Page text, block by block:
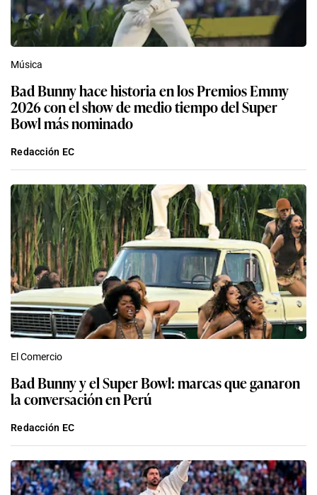
Música
Bad Bunny hace historia en los Premios Emmy
2026 con el show de medio tiempo del Super
Bowl más nominado
Redacción EC
El Comercio
Bad Bunny y el Super Bowl: marcas que ganaron
la conversación en Perú
Redacción EC